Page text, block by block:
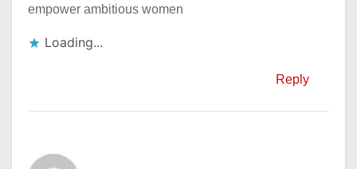
empower ambitious women
Loading...
Reply